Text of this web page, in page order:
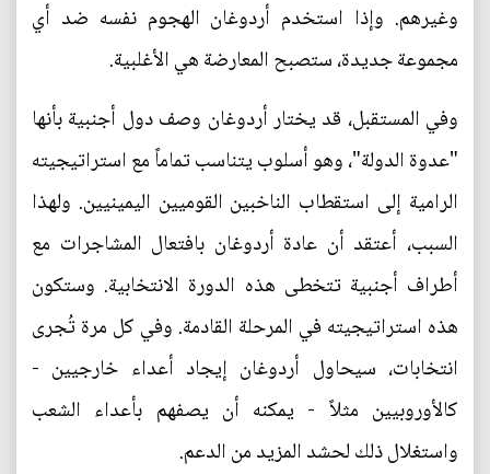
وغيرهم. وإذا استخدم أردوغان الهجوم نفسه ضد أي
مجموعة جديدة، ستصبح المعارضة هي الأغلبية.
وفي المستقبل، قد يختار أردوغان وصف دول أجنبية بأنها
"عدوة الدولة"، وهو أسلوب يتناسب تماماً مع استراتيجيته
الرامية إلى استقطاب الناخبين القوميين اليمينيين. ولهذا
السبب، أعتقد أن عادة أردوغان بافتعال المشاجرات مع
أطراف أجنبية تتخطى هذه الدورة الانتخابية. وستكون
هذه استراتيجيته في المرحلة القادمة. وفي كل مرة تُجرى
انتخابات، سيحاول أردوغان إيجاد أعداء خارجيين -
كالأوروبيين مثلاً - يمكنه أن يصفهم بأعداء الشعب
واستغلال ذلك لحشد المزيد من الدعم.